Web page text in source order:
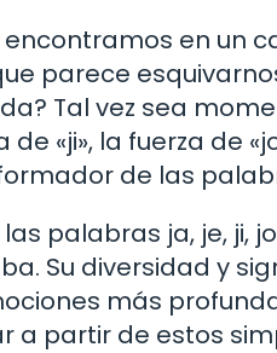
encontramos en un
parece
Tal vez sea
de «ji», la fuerza de
de las
las palabras ja, je, ji,
Su diversidad y
más
a partir de estos